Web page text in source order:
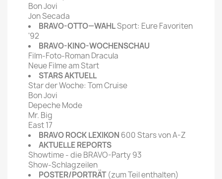
Bon Jovi
Jon Secada
BRAVO-OTTO—WAHLSport: Eure Favoriten
'92
BRAVO-KINO-WOCHENSCHAU
Film-Foto-Roman Dracula
Neue Filme am Start
STARS AKTUELL
Star der Woche: Tom Cruise
Bon Jovi
Depeche Mode
Mr. Big
East 17
BRAVO ROCK LEXIKON 600 Stars von A-Z
AKTUELLE REPORTS
Showtime - die BRAVO-Party 93
Show-Schlagzeilen
POSTER/PORTRÄT(zum Teil enthalten)